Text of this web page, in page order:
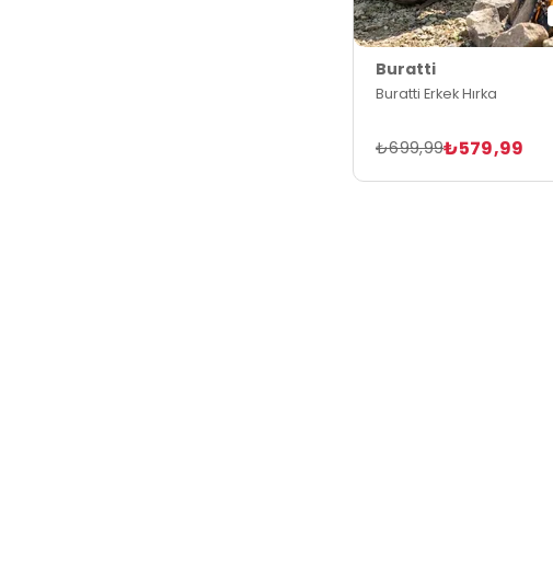
Buratti
Buratti Erkek Hırka
₺579,99
₺699,99